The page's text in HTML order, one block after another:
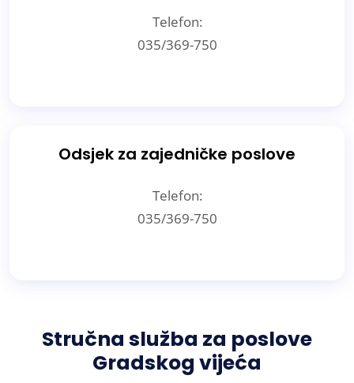
Telefon:
035/369-750
Odsjek za zajedničke poslove
Telefon:
035/369-750
Stručna služba za poslove
Gradskog vijeća